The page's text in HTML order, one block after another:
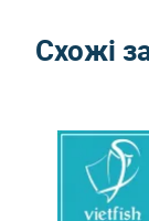
Схожі